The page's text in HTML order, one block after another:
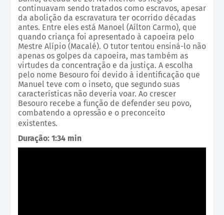
continuavam sendo tratados como escravos, apesar
da abolição da escravatura ter ocorrido décadas
antes. Entre eles está Manoel (Aílton Carmo), que
quando criança foi apresentado à capoeira pelo
Mestre Alípio (Macalé). O tutor tentou ensiná-lo não
apenas os golpes da capoeira, mas também as
virtudes da concentração e da justiça. A escolha
pelo nome Besouro foi devido à identificação que
Manuel teve com o inseto, que segundo suas
características não deveria voar. Ao crescer
Besouro recebe a função de defender seu povo,
combatendo a opressão e o preconceito
existentes.
Duração: 1:34 min